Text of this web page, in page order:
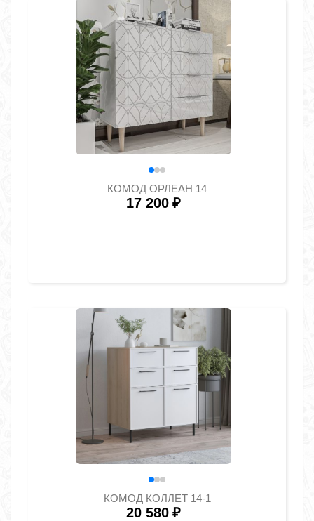
КОМОД ОРЛЕАН 14
17 200 ₽
КОМОД КОЛЛЕТ 14-1
20 580 ₽